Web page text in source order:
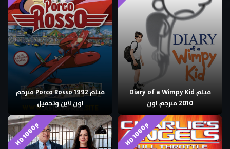
فيلم Diary of a Wimpy Kid
2010 مترجم اون
فيلم Porco Rosso 1992 مترجم
اون لاين وتحميل
HD 1080p
HD 1080p